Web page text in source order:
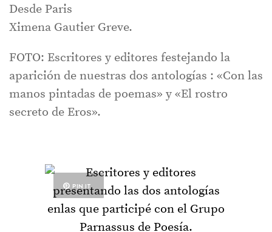
Desde Paris
Ximena Gautier Greve.
FOTO: Escritores y editores festejando la
aparición de nuestras dos antologías : «Con las
manos pintadas de poemas» y «El rostro
secreto de Eros».
PIN IT